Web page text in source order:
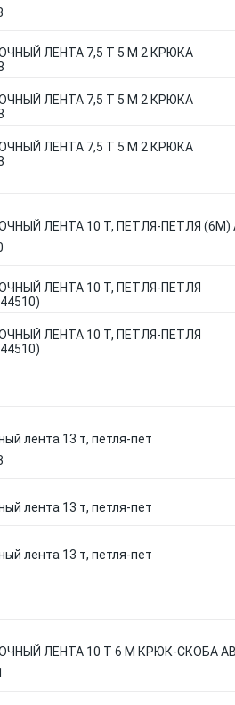
ЛЕНТА 7,5 Т 5 М 2 КРЮКА
ЛЕНТА 7,5 Т 5 М 2 КРЮКА
ЛЕНТА 7,5 Т 5 М 2 КРЮКА
ЛЕНТА 10 Т, ПЕТЛЯ-ПЕТЛЯ (6М)
ЛЕНТА 10 Т, ПЕТЛЯ-ПЕТЛЯ
ЛЕНТА 10 Т, ПЕТЛЯ-ПЕТЛЯ
лента 13 т, петля-пет
лента 13 т, петля-пет
лента 13 т, петля-пет
ЛЕНТА 10 Т 6 М КРЮК-СКОБА